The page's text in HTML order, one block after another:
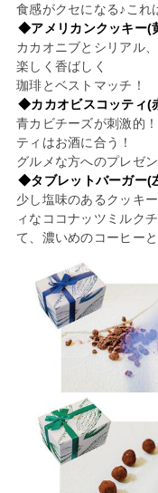
食感がクセになる♪これ
◆アメリカンクッキー(
カカオニブとシリアル
楽しく香ばしく
珈琲とベストマッチ！
◆カカオビスコッティ(
青カビチーズが刺激的
ティはお酒に合う！
グルメな方へのプレゼ
◆タブレットバーガー(
少し塩味のあるクッキ
ィなココナッツミルク
て、濃いめのコーヒーと